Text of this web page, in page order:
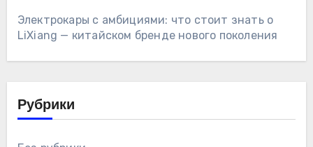
Электрокары с амбициями: что стоит знать о
LiXiang — китайском бренде нового поколения
Рубрики